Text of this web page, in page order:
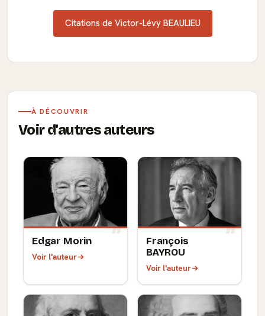
Citations de Victor-Lévy BEAULIEU
À DÉCOUVRIR
Voir d'autres auteurs
Edgar Morin
Voir l'auteur
François
BAYROU
Voir l'auteur